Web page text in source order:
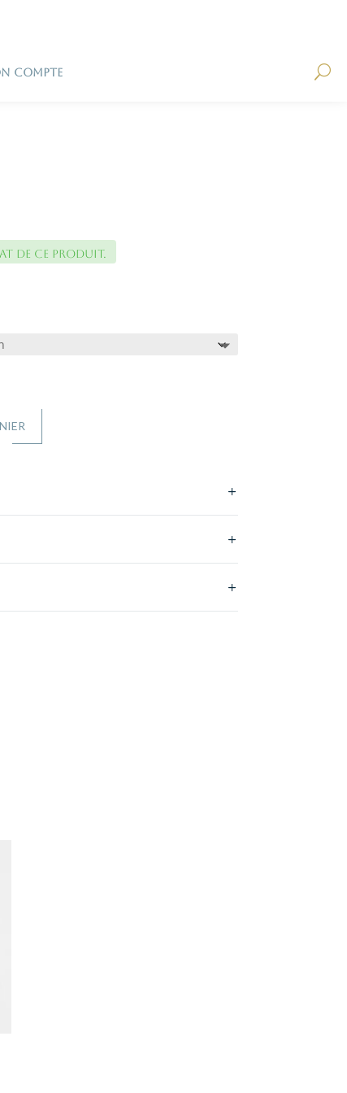
COMPTE U
de ce produit.